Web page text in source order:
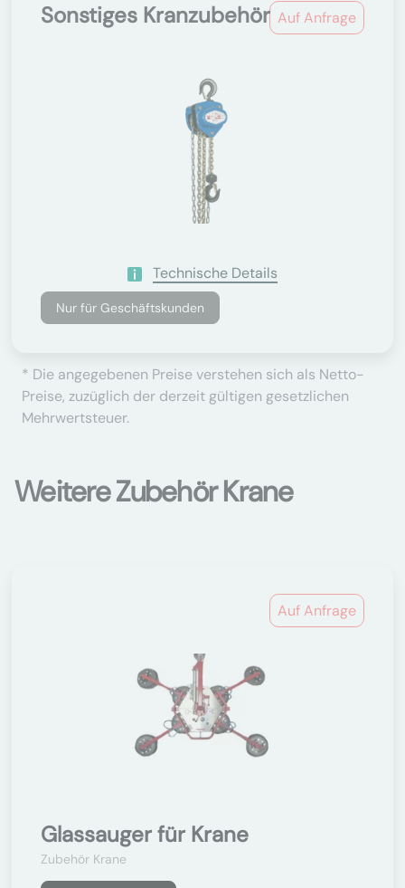
Auf Anfrage
Sonstiges Kranzubehör
Technische Details
Nur für Geschäftskunden
* Die angegebenen Preise verstehen sich als Netto-
Preise, zuzüglich der derzeit gültigen gesetzlichen
Mehrwertsteuer.
Weitere Zubehör Krane
Auf Anfrage
Glassauger für Krane
Zubehör Krane